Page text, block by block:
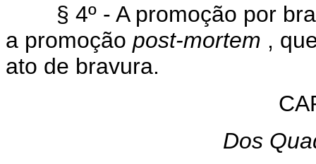
§ 4º - A promoção por
a promoção post-mortem ,
ato de bravura.
Dos